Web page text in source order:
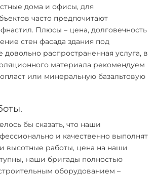
дома и офисы, для
часто предпочитают
Плюсы – цена, долговечность
стен фасада здания под
довольно распространенная услуга, в
материала рекомендуем
или минеральную базальтовую
бы сказать, что наши
и качественно выполнят
высотные работы, цена на наши
наши бригады полностью
оборудованием –